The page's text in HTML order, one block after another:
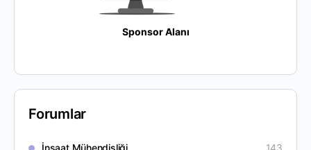
Sponsor Alanı
Forumlar
İnşaat Mühendisliği
143